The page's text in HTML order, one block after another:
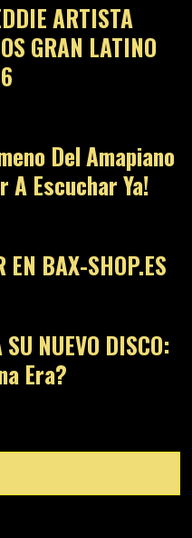
ARTISTA
GRAN LATINO
Del Amapiano
A Escuchar Ya!
13
EN BAX-SHOP.ES
14
NUEVO DISCO:
Era?